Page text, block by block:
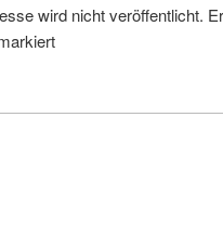
wird nicht veröffentlicht.